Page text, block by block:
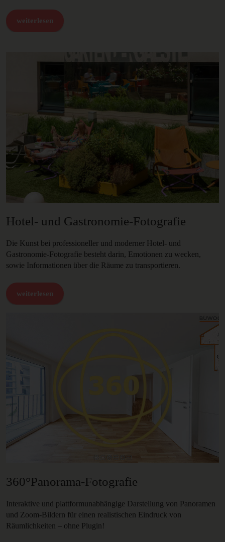
weiterlesen
Hotel- und Gastronomie-Fotografie
Die Kunst bei professioneller und moderner Hotel- und
Gastronomie-Fotografie besteht darin, Emotionen zu wecken,
sowie Informationen über die Räume zu transportieren.
weiterlesen
360°Panorama-Fotografie
Interaktive und plattformunabhängige Darstellung von Panoramen
und Zoom-Bildern für einen realistischen Eindruck von
Räumlichkeiten – ohne Plugin!